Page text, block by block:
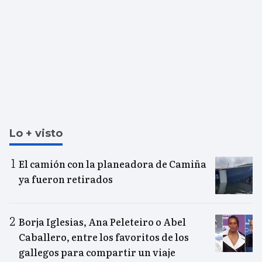
Lo + visto
El camión con la planeadora de Camiña
ya fueron retirados
Borja Iglesias, Ana Peleteiro o Abel
Caballero, entre los favoritos de los
gallegos para compartir un viaje